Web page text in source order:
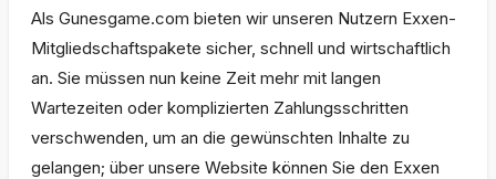
Als Gunesgame.com bieten wir unseren Nutzern Exxen-
Mitgliedschaftspakete sicher, schnell und wirtschaftlich
an. Sie müssen nun keine Zeit mehr mit langen
Wartezeiten oder komplizierten Zahlungsschritten
verschwenden, um an die gewünschten Inhalte zu
gelangen; über unsere Website können Sie den Exxen